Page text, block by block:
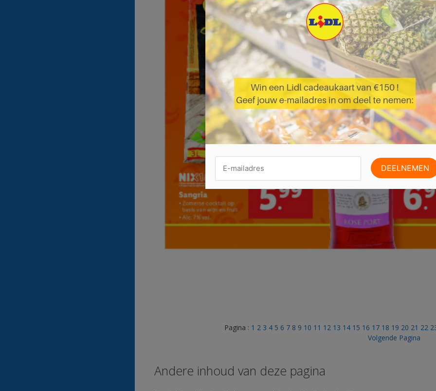
Pagina : 1 2 3 4 5 6 7 8 9 10 11 12 13 14 15 16 17 18 19 20 21 22
Volgende Pagina
Andere inhoud van deze pagina